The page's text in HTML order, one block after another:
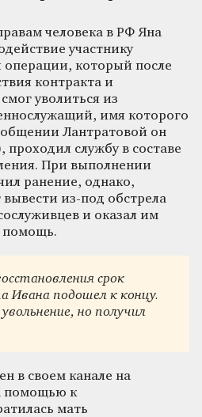
человека в РФ Яна
участнику
операции, который после
контракта и
уволиться из
имя которого
Лантратовой он
проходил службу в составе
При выполнении
ранение, однако,
из-под обстрела
и оказал им
помощь.
срок
Ивана подошел к концу.
но получил
в своем канале на
помощью к
мать